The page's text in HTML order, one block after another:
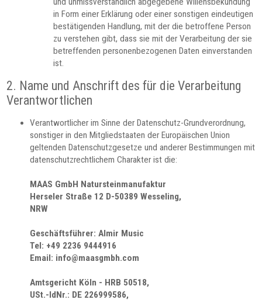
in Form einer Erklärung oder einer sonstigen eindeutigen
bestätigenden Handlung, mit der die betroffene Person
zu verstehen gibt, dass sie mit der Verarbeitung der sie
betreffenden personenbezogenen Daten einverstanden
ist.
2. Name und Anschrift des für die Verarbeitung
Verantwortlichen
Verantwortlicher im Sinne der Datenschutz-Grundverordnung,
sonstiger in den Mitgliedstaaten der Europäischen Union
geltenden Datenschutzgesetze und anderer Bestimmungen mit
datenschutzrechtlichem Charakter ist die:
MAAS GmbH Natursteinmanufaktur
Herseler Straße 12 D-50389 Wesseling,
NRW
Geschäftsführer: Almir Music
Tel: +49 2236 9444916
Email: info@maasgmbh.com
Amtsgericht Köln - HRB 50518,
USt.-IdNr.: DE 226999586,